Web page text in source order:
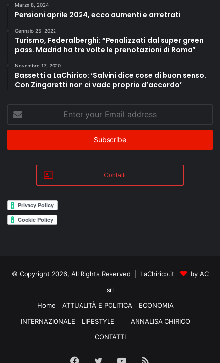
Marzo 8, 2024
Pensioni aprile 2024, ecco aumenti e arretrati
Gennaio 25, 2022
Turismo, Federalberghi: “Penalizzati dal super green
pass. Madrid ha tre volte le prenotazioni di Roma”
Novembre 17, 2020
Bassetti a LaChirico: ‘Salvini dice cose di buon senso.
Con Zingaretti non ci vado proprio d’accordo’
Enter
your
Email
Contatti
© Copyright 2026, All Rights Reserved | LaChirico.it
by AC
srl
Home
ATTUALITÀ E POLITICA
ECONOMIA
INTERNAZIONALE
LIFESTYLE
ANNALISA CHIRICO
CONTATTI